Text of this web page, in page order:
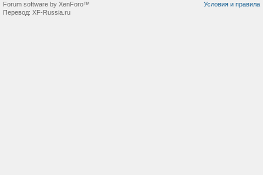
Условия и правила
Forum software by XenForo™
Перевод: XF-Russia.ru